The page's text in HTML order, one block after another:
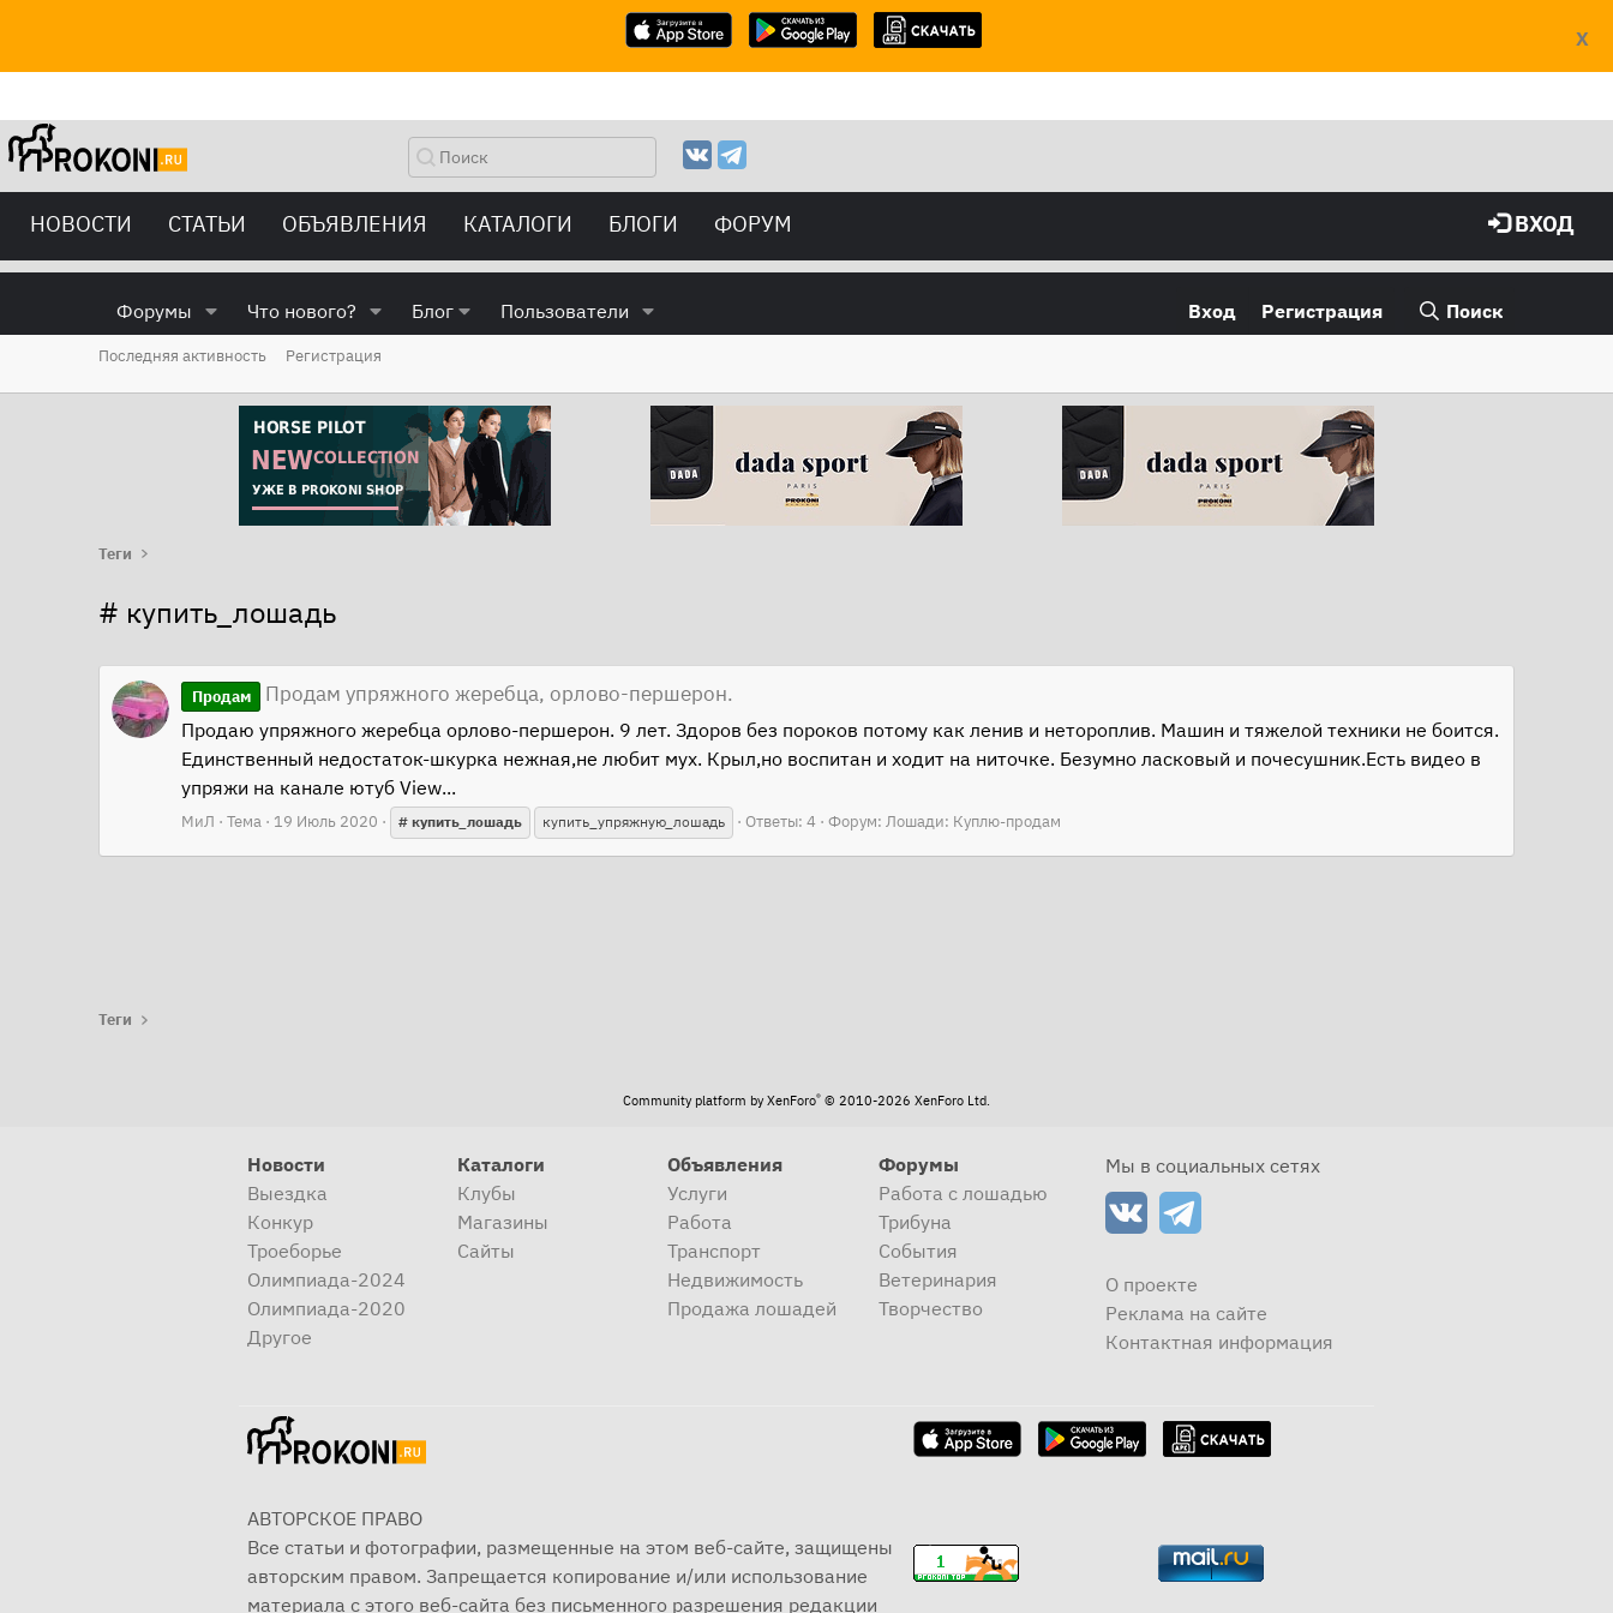
X
НОВОСТИ СТАТЬИ ОБЪЯВЛЕНИЯ КАТАЛОГИ БЛОГИ ФОРУМ ВХОД
Форумы Что нового? Блог Пользователи Вход Регистрация Поиск
Последняя активность Регистрация
Теги
# купить_лошадь
Продам Продам упряжного жеребца, орлово-першерон.
Продаю упряжного жеребца орлово-першерон. 9 лет. Здоров без пороков потому как ленив и нетороплив. Машин и тяжелой техники не боится.
Единственный недостаток-шкурка нежная,не любит мух. Крыл,но воспитан и ходит на ниточке. Безумно ласковый и почесушник.Есть видео в
упряжи на канале ютуб View...
МиЛ Тема 19 Июль 2020 # купить_лошадь купить_упряжную_лошадь Ответы: 4 Форум: Лошади: Куплю-продам
Теги
Community platform by XenForo® © 2010-2026 XenForo Ltd.
Новости
Выездка
Конкур
Троеборье
Олимпиада-2024
Олимпиада-2020
Другое
Каталоги
Клубы
Магазины
Сайты
Объявления
Услуги
Работа
Транспорт
Недвижимость
Продажа лошадей
Форумы
Работа с лошадью
Трибуна
События
Ветеринария
Творчество
Мы в социальных сетях
О проекте
Реклама на сайте
Контактная информация
АВТОРСКОЕ ПРАВО
Все статьи и фотографии, размещенные на этом веб-сайте, защищены
авторским правом. Запрещается копирование и/или использование
материала с этого веб-сайта без письменного разрешения редакции